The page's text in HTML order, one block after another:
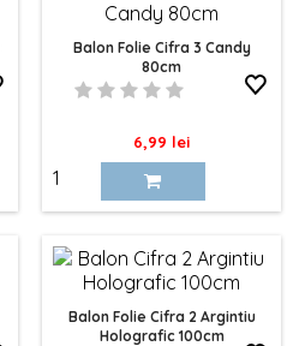
Balon Folie Cifra 3 Candy
80cm
Pret
6,99 lei
Balon Folie Cifra 2 Argintiu
Holografic 100cm